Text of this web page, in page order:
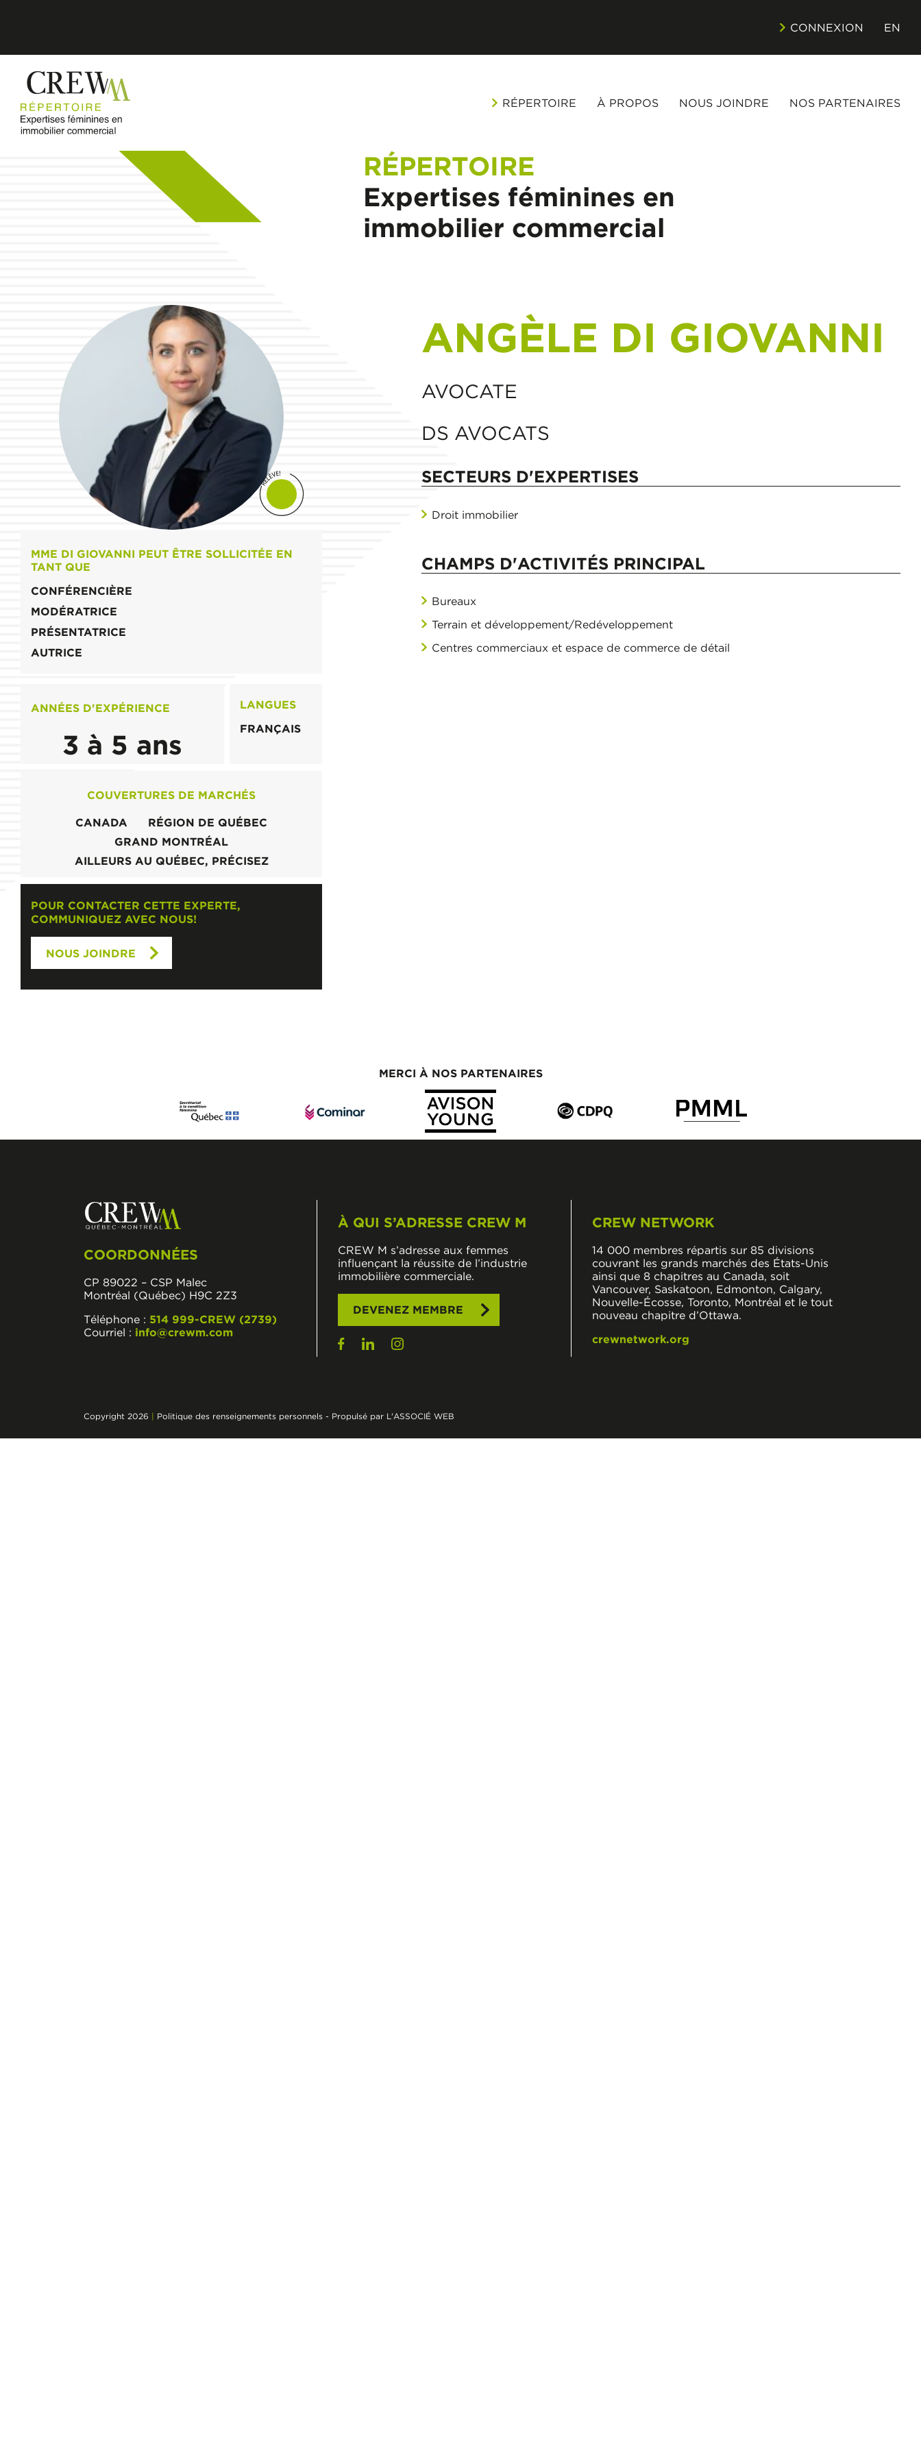
CONNEXION EN
RÉPERTOIRE À PROPOS NOUS JOINDRE NOS PARTENAIRES
RÉPERTOIRE
Expertises féminines en
immobilier commercial
MME DI GIOVANNI PEUT ÊTRE SOLLICITÉE EN
TANT QUE
CONFÉRENCIÈRE
MODÉRATRICE
PRÉSENTATRICE
AUTRICE
ANNÉES D'EXPÉRIENCE
3 à 5 ans
LANGUES
FRANÇAIS
COUVERTURES DE MARCHÉS
CANADA
RÉGION DE QUÉBEC
GRAND MONTRÉAL
AILLEURS AU QUÉBEC, PRÉCISEZ
POUR CONTACTER CETTE EXPERTE,
COMMUNIQUEZ AVEC NOUS!
NOUS JOINDRE
ANGÈLE DI GIOVANNI
AVOCATE
DS AVOCATS
SECTEURS D'EXPERTISES
Droit immobilier
CHAMPS D'ACTIVITÉS PRINCIPAL
Bureaux
Terrain et développement/Redéveloppement
Centres commerciaux et espace de commerce de détail
MERCI À NOS PARTENAIRES
COORDONNÉES
CP 89022 – CSP Malec
Montréal (Québec) H9C 2Z3
Téléphone : 514 999-CREW (2739)
Courriel : info@crewm.com
À QUI S’ADRESSE CREW M
CREW M s’adresse aux femmes
influençant la réussite de l’industrie
immobilière commerciale.
DEVENEZ MEMBRE
CREW NETWORK
14 000 membres répartis sur 85 divisions
couvrant les grands marchés des États-Unis
ainsi que 8 chapitres au Canada, soit
Vancouver, Saskatoon, Edmonton, Calgary,
Nouvelle-Écosse, Toronto, Montréal et le tout
nouveau chapitre d’Ottawa.
crewnetwork.org
Copyright 2026 | Politique des renseignements personnels - Propulsé par L'ASSOCIÉ WEB